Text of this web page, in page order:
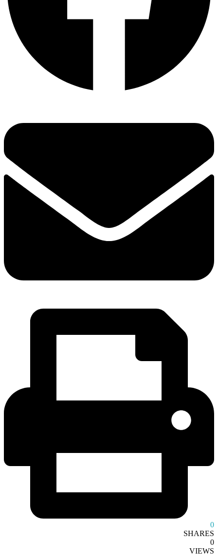
0
SHARES
0
VIEWS